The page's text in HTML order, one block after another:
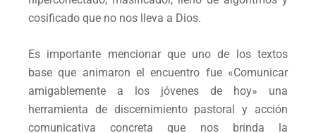
cosificado que no nos lleva a Dios.
Es importante mencionar que uno de los textos
base que animaron el encuentro fue «Comunicar
amigablemente a los jóvenes de hoy» una
herramienta de discernimiento pastoral y acción
comunicativa concreta que nos brinda la